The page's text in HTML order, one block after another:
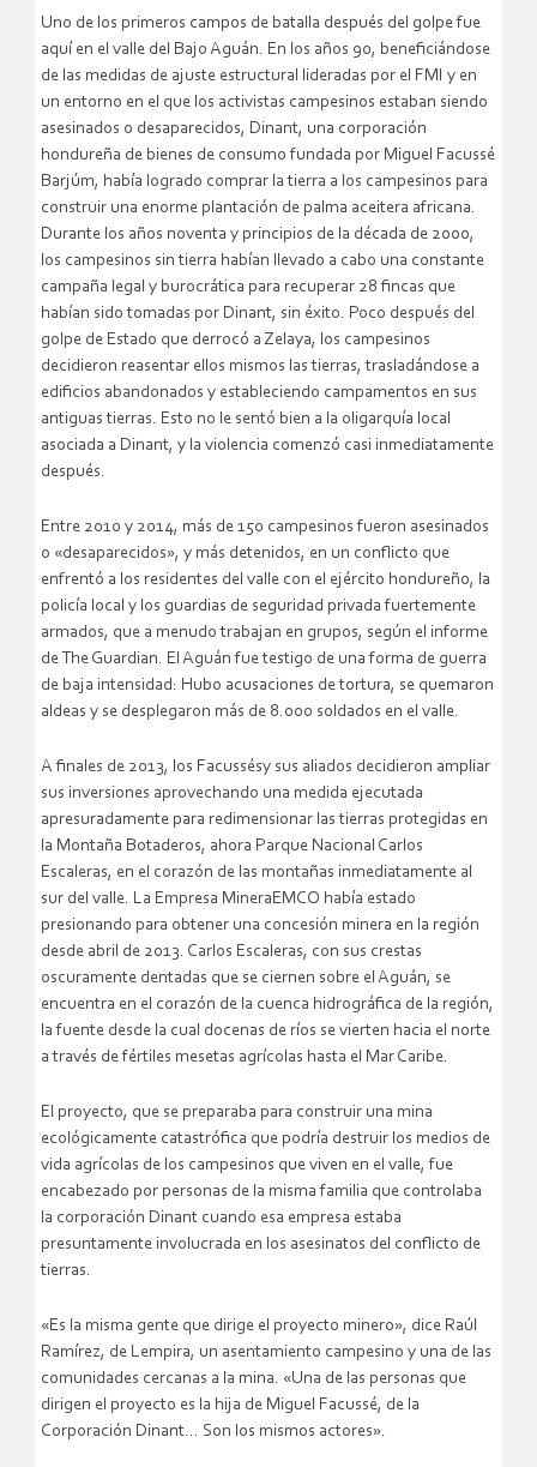
Uno de los primeros campos de batalla después del golpe fue
aquí en el valle del Bajo Aguán. En los años 90, beneficiándose
de las medidas de ajuste estructural lideradas por el FMI y en
un entorno en el que los activistas campesinos estaban siendo
asesinados o desaparecidos, Dinant, una corporación
hondureña de bienes de consumo fundada por Miguel Facussé
Barjúm, había logrado comprar la tierra a los campesinos para
construir una enorme plantación de palma aceitera africana.
Durante los años noventa y principios de la década de 2000,
los campesinos sin tierra habían llevado a cabo una constante
campaña legal y burocrática para recuperar 28 fincas que
habían sido tomadas por Dinant, sin éxito. Poco después del
golpe de Estado que derrocó a Zelaya, los campesinos
decidieron reasentar ellos mismos las tierras, trasladándose a
edificios abandonados y estableciendo campamentos en sus
antiguas tierras. Esto no le sentó bien a la oligarquía local
asociada a Dinant, y la violencia comenzó casi inmediatamente
después.
Entre 2010 y 2014, más de 150 campesinos fueron asesinados
o «desaparecidos», y más detenidos, en un conflicto que
enfrentó a los residentes del valle con el ejército hondureño, la
policía local y los guardias de seguridad privada fuertemente
armados, que a menudo trabajan en grupos, según el informe
de The Guardian. El Aguán fue testigo de una forma de guerra
de baja intensidad: Hubo acusaciones de tortura, se quemaron
aldeas y se desplegaron más de 8.000 soldados en el valle.
A finales de 2013, los Facussésy sus aliados decidieron ampliar
sus inversiones aprovechando una medida ejecutada
apresuradamente para redimensionar las tierras protegidas en
la Montaña Botaderos, ahora Parque Nacional Carlos
Escaleras, en el corazón de las montañas inmediatamente al
sur del valle. La Empresa MineraEMCO había estado
presionando para obtener una concesión minera en la región
desde abril de 2013. Carlos Escaleras, con sus crestas
oscuramente dentadas que se ciernen sobre el Aguán, se
encuentra en el corazón de la cuenca hidrográfica de la región,
la fuente desde la cual docenas de ríos se vierten hacia el norte
a través de fértiles mesetas agrícolas hasta el Mar Caribe.
El proyecto, que se preparaba para construir una mina
ecológicamente catastrófica que podría destruir los medios de
vida agrícolas de los campesinos que viven en el valle, fue
encabezado por personas de la misma familia que controlaba
la corporación Dinant cuando esa empresa estaba
presuntamente involucrada en los asesinatos del conflicto de
tierras.
«Es la misma gente que dirige el proyecto minero», dice Raúl
Ramírez, de Lempira, un asentamiento campesino y una de las
comunidades cercanas a la mina. «Una de las personas que
dirigen el proyecto es la hija de Miguel Facussé, de la
Corporación Dinant… Son los mismos actores».